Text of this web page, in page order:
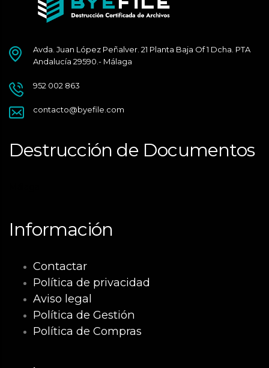
Avda. Juan López Peñalver. 21 Planta Baja Of 1 Dcha. PTA
Andalucía 29590.- Málaga
952 002 863
contacto@byefile.com
Destrucción de Documentos
Información
Contactar
Política de privacidad
Aviso legal
Política de Gestión
Política de Compras